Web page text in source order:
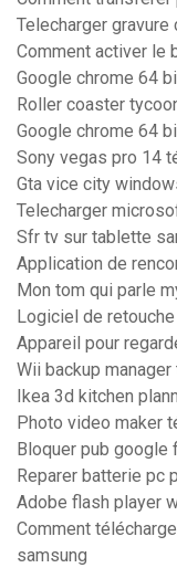
Telecharger gravure
Comment activer le
Google chrome 64
Roller coaster
Google chrome 64
Sony vegas pro 14
Gta vice city
Telecharger
Sfr tv sur tablette
Application de
Mon tom qui parle
Logiciel de
Appareil pour
Wii backup
Ikea 3d kitchen
Photo video maker
Bloquer pub google
Reparer batterie pc
Adobe flash player
Comment
samsung